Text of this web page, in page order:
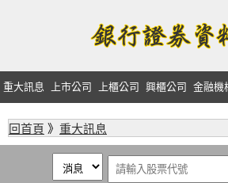
重大訊息 上市公司 上櫃公司 興櫃公司 金融機
回首頁 》 重大訊息